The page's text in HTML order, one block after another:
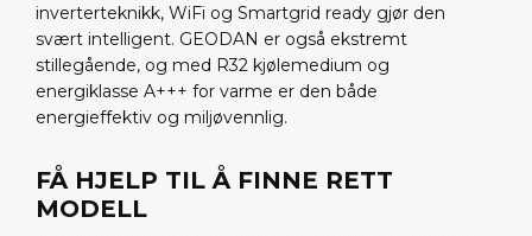
inverterteknikk, WiFi og Smartgrid ready gjør den
svært intelligent. GEODAN er også ekstremt
stillegående, og med R32 kjølemedium og
energiklasse A+++ for varme er den både
energieffektiv og miljøvennlig.
FÅ HJELP TIL Å FINNE RETT
MODELL